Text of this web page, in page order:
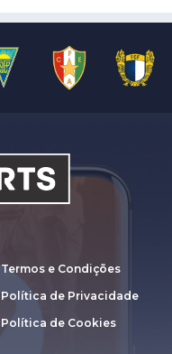
Termos e Condições
Política de Privacidade
Política de Cookies